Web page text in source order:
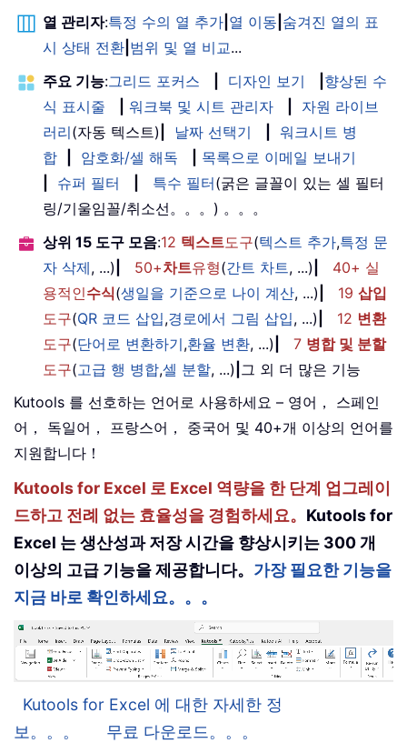
열 관리자:특정 수의 열 추가 열 이동 숨겨진 열의 표
시 상태 전환 범위 및 열 비교...
주요 기능:그리드 포커스 디자인 보기
향상된 수
식 표시줄
워크북 및 시트 관리자
자원 라이브
러리(자동 텍스트) 날짜 선택기
워크시트 병
합
암호화/셀 해독
목록으로 이메일 보내기
슈퍼 필터 특수 필터(굵은 글꼴이 있는 셀 필터
링/기울임꼴/취소선。。。) 。。。
상위 15 도구 모음:12 텍스트도구(텍스트 추가,특정 문
자 삭제, ...) 50+차트유형(간트 차트, ...)
40+ 실
용적인수식(생일을 기준으로 나이 계산, ...) 19 삽입
도구(QR 코드 삽입,경로에서 그림 삽입, ...) 12 변환
도구(단어로 변환하기,환율 변환, ...) 7 병합 및 분할
도구(고급 행 병합,셀 분할, ...) 그 외 더 많은 기능
Kutools 를 선호하는 언어로 사용하세요 – 영어， 스페인
어， 독일어， 프랑스어， 중국어 및 40+개 이상의 언어를
지원합니다！
Kutools for Excel 로 Excel 역량을 한 단계 업그레이
드하고 전례 없는 효율성을 경험하세요。 Kutools for
Excel 는 생산성과 저장 시간을 향상시키는 300 개
이상의 고급 기능을 제공합니다。 가장 필요한 기능을
지금 바로 확인하세요。。。
Kutools for Excel 에 대한 자세한 정
보。。。
무료 다운로드。。。